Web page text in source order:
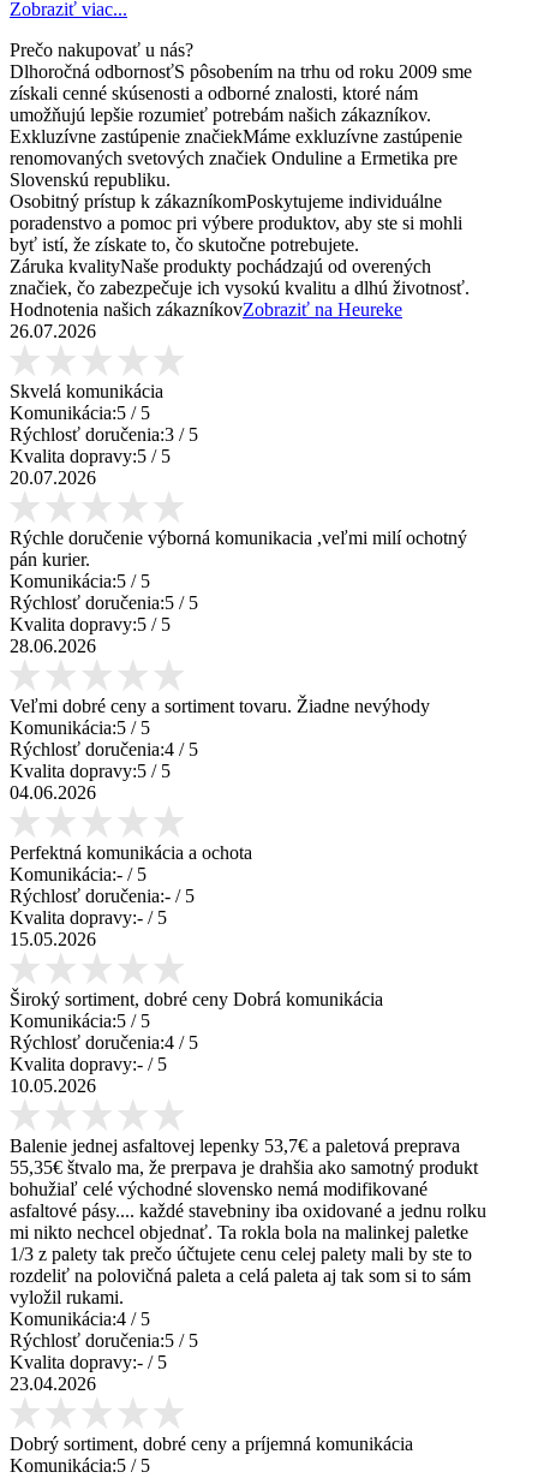
Zobraziť viac...
Prečo nakupovať u nás?
Dlhoročná odbornosťS pôsobením na trhu od roku 2009 sme
získali cenné skúsenosti a odborné znalosti, ktoré nám
umožňujú lepšie rozumieť potrebám našich zákazníkov.
Exkluzívne zastúpenie značiekMáme exkluzívne zastúpenie
renomovaných svetových značiek Onduline a Ermetika pre
Slovenskú republiku.
Osobitný prístup k zákazníkomPoskytujeme individuálne
poradenstvo a pomoc pri výbere produktov, aby ste si mohli
byť istí, že získate to, čo skutočne potrebujete.
Záruka kvalityNaše produkty pochádzajú od overených
značiek, čo zabezpečuje ich vysokú kvalitu a dlhú životnosť.
Hodnotenia našich zákazníkovZobraziť na Heureke
26.07.2026
Skvelá komunikácia
Komunikácia:5 / 5
Rýchlosť doručenia:3 / 5
Kvalita dopravy:5 / 5
20.07.2026
Rýchle doručenie výborná komunikacia ,veľmi milí ochotný
pán kurier.
Komunikácia:5 / 5
Rýchlosť doručenia:5 / 5
Kvalita dopravy:5 / 5
28.06.2026
Veľmi dobré ceny a sortiment tovaru. Žiadne nevýhody
Komunikácia:5 / 5
Rýchlosť doručenia:4 / 5
Kvalita dopravy:5 / 5
04.06.2026
Perfektná komunikácia a ochota
Komunikácia:- / 5
Rýchlosť doručenia:- / 5
Kvalita dopravy:- / 5
15.05.2026
Široký sortiment, dobré ceny Dobrá komunikácia
Komunikácia:5 / 5
Rýchlosť doručenia:4 / 5
Kvalita dopravy:- / 5
10.05.2026
Balenie jednej asfaltovej lepenky 53,7€ a paletová preprava
55,35€ štvalo ma, že prerpava je drahšia ako samotný produkt
bohužiaľ celé východné slovensko nemá modifikované
asfaltové pásy.... každé stavebniny iba oxidované a jednu rolku
mi nikto nechcel objednať. Ta rokla bola na malinkej paletke
1/3 z palety tak prečo účtujete cenu celej palety mali by ste to
rozdeliť na polovičná paleta a celá paleta aj tak som si to sám
vyložil rukami.
Komunikácia:4 / 5
Rýchlosť doručenia:5 / 5
Kvalita dopravy:- / 5
23.04.2026
Dobrý sortiment, dobré ceny a príjemná komunikácia
Komunikácia:5 / 5